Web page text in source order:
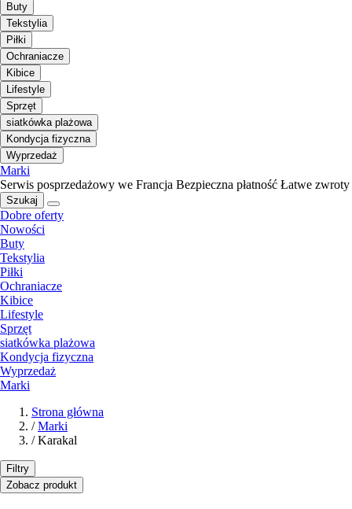
Buty
Tekstylia
Piłki
Ochraniacze
Kibice
Lifestyle
Sprzęt
siatkówka plażowa
Kondycja fizyczna
Wyprzedaż
Marki
Serwis posprzedażowy we Francja Bezpieczna płatność Łatwe zwroty
Szukaj
Dobre oferty
Nowości
Buty
Tekstylia
Piłki
Ochraniacze
Kibice
Lifestyle
Sprzęt
siatkówka plażowa
Kondycja fizyczna
Wyprzedaż
Marki
Strona główna
/ Marki
/ Karakal
Filtry
Zobacz produkt